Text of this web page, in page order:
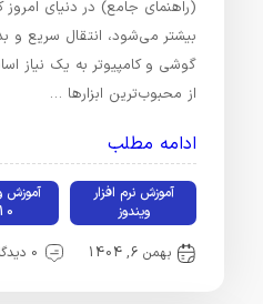
(راهنمای جامع) در دنیای
بیشتر می‌شود، انتقال سریع و
گوشی و کامپیوتر به یک نیاز
از محبوب‌ترین ابزارها …
ادامه مطلب
آموزش نرم افزار
ویندوز
آموزش
10
بهمن 6, 1404 0 دیدگاه